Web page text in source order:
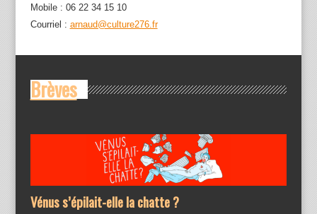
Mobile : 06 22 34 15 10
Courriel : arnaud@culture276.fr
Brèves
Vénus s’épilait-elle la chatte ?